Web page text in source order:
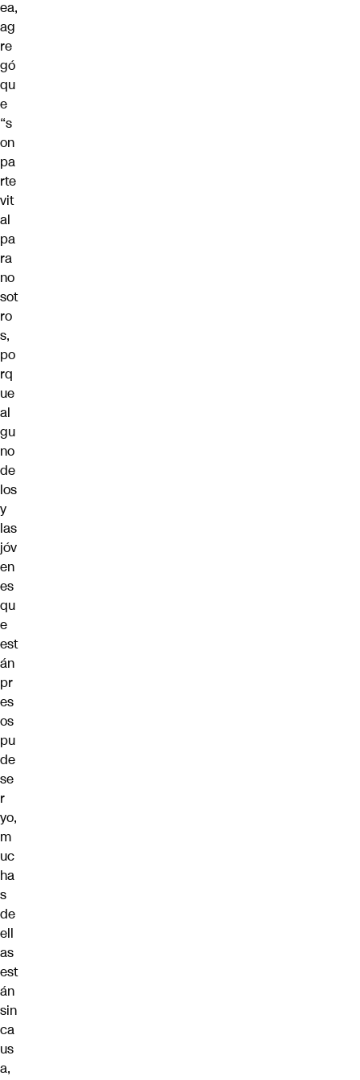
ea,
ag
re
gó
qu
e
“s
on
pa
rte
vit
al
pa
ra
no
sot
ro
s,
po
rq
ue
al
gu
no
de
los
y
las
jóv
en
es
qu
e
est
án
pr
es
os
pu
de
se
r
yo,
m
uc
ha
s
de
ell
as
est
án
sin
ca
us
a,